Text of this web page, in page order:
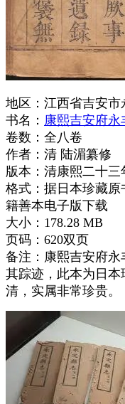
地区：江西省吉安市
书名： 康熙吉安府永
卷数：全八卷
作者：清 陆湄纂修
版本：清康熙二十三
格式：据日本珍藏原
籍善本电子版下载
大小：178.28 MB
页码：620双页
备注：康熙吉安府
其踪迹，此本为日
清，实属非常珍贵。